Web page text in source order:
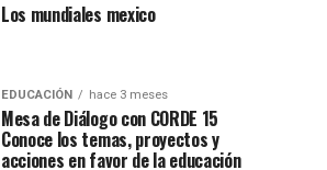
Los mundiales mexico
EDUCACIÓN hace 3 meses
Mesa de Diálogo con CORDE 15
Conoce los temas, proyectos y
acciones en favor de la educación